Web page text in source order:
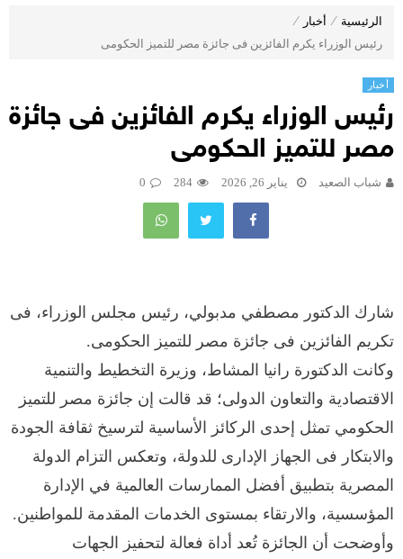
الرئيسية ⁄ أخبار ⁄
رئيس الوزراء يكرم الفائزين فى جائزة مصر للتميز الحكومى
أخبار
رئيس الوزراء يكرم الفائزين فى جائزة
مصر للتميز الحكومى
شباب الصعيد يناير 26, 2026 284
0
شارك الدكتور مصطفي مدبولي، رئيس مجلس الوزراء، فى
تكريم الفائزين فى جائزة مصر للتميز الحكومى.
وكانت الدكتورة رانيا المشاط، وزيرة التخطيط والتنمية
الاقتصادية والتعاون الدولى؛ قد قالت إن جائزة مصر للتميز
الحكومي تمثل إحدى الركائز الأساسية لترسيخ ثقافة الجودة
والابتكار فى الجهاز الإدارى للدولة، وتعكس التزام الدولة
المصرية بتطبيق أفضل الممارسات العالمية في الإدارة
المؤسسية، والارتقاء بمستوى الخدمات المقدمة للمواطنين.
وأوضحت أن الجائزة تُعد أداة فعالة لتحفيز الجهات